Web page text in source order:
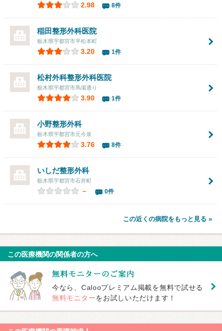
2.98 8件
稲田整形外科医院
栃木県宇都宮市平松本町
3.20 1件
松村外科整形外科医院
栃木県宇都宮市馬場通り
3.90 1件
小野整形外科
栃木県宇都宮市元今泉
3.76 8件
いしだ整形外科
栃木県宇都宮市石井町
－ 0件
この近くの病院をもっと見る »
この医療機関の関係者の方へ
今なら、Calooプレミアム掲載を無料で試せる
無料モニターをお試しいただけます！